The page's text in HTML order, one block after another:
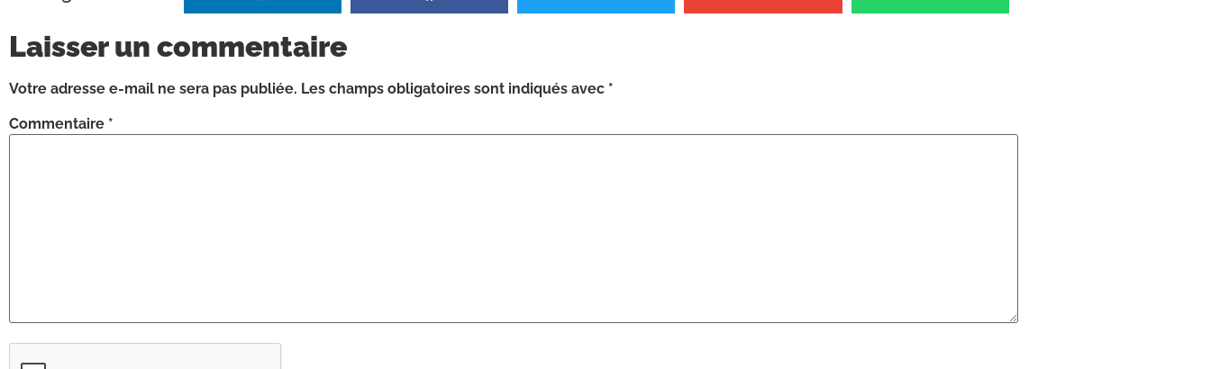
Laisser un commentaire
Votre adresse e-mail ne sera pas publiée. Les champs obligatoires sont indiqués avec *
Commentaire *